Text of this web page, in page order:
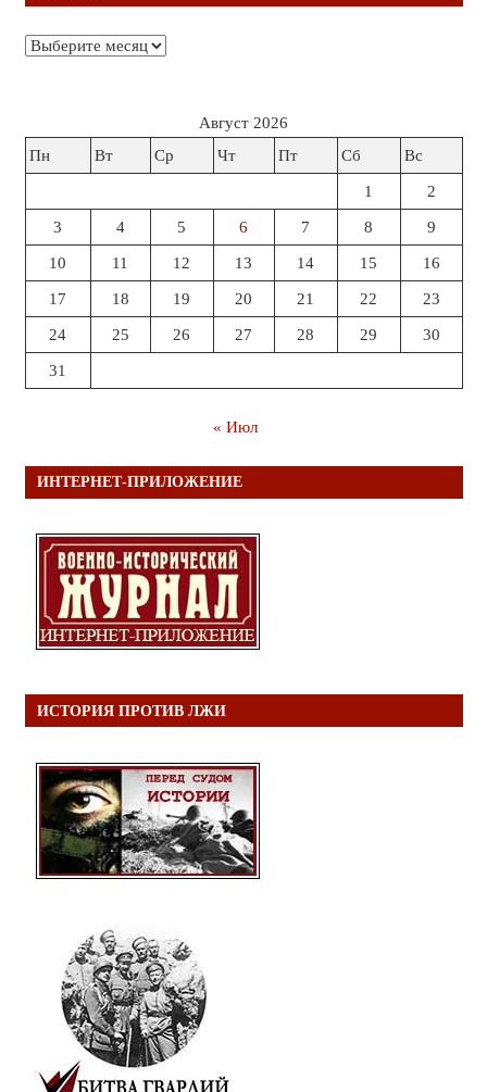
Архивы
Август 2026
Пн
Вт Ср Чт Пт Сб Вс
1 2
3 4 5 6 7 8 9
10 11 12 13 14 15 16
17 18 19 20 21 22 23
24 25 26 27 28 29 30
31
« Июл
ИНТЕРНЕТ-ПРИЛОЖЕНИЕ
ИСТОРИЯ ПРОТИВ ЛЖИ